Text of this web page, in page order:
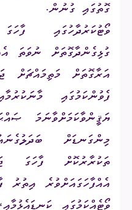
ގޮތުގައި ގުނުން.
ވޯޓުކަރުދާހުގައި
ގުޅިގެންދާގޮތަށް ނުވަތަ
އަރާގޮތަށް މަތިމައްޗަށް
ފެވުންކަމުގައި
ޔަޤީންވާކަމަށްވާނަމަ
މިންގަނޑަށް
ތަކުރާރުކޮށް ފާހަގަ
އެއްފާހަގައަށްވުރެ އިތުރު
ވޯޓެއްކަމުގައި